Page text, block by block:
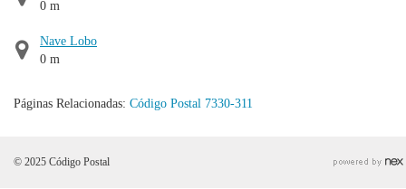
0 m
Nave Lobo
0 m
Páginas Relacionadas: Código Postal 7330-311
© 2025 Código Postal